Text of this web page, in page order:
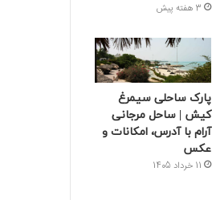
3 هفته پیش
پارک ساحلی سیمرغ
کیش | ساحل مرجانی
آرام با آدرس، امکانات و
عکس
11 خرداد 1405